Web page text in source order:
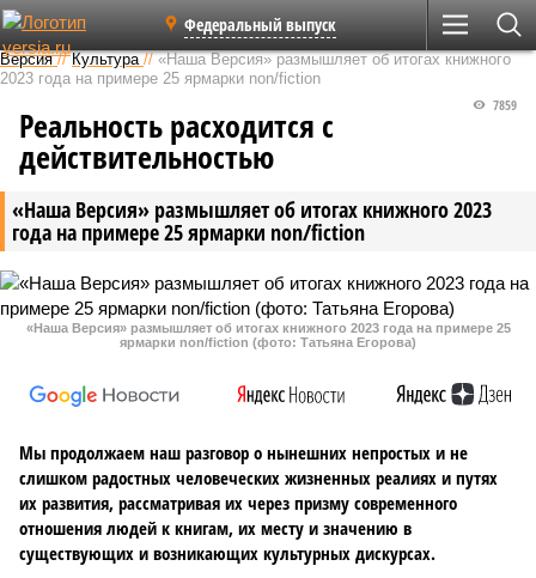
Федеральный выпуск
Версия //Культура //«Наша Версия» размышляет об итогах книжного
2023 года на примере 25 ярмарки non/fiction
«Наша Версия» размышляет об итогах книжного 2023
года на примере 25 ярмарки non/fiction
7859
Реальность расходится с
действительностью
«Наша Версия» размышляет об итогах книжного 2023 года на примере 25
ярмарки non/fiction (фото: Татьяна Егорова)
Мы продолжаем наш разговор о нынешних непростых и не
слишком радостных человеческих жизненных реалиях и путях
их развития, рассматривая их через призму современного
отношения людей к книгам, их месту и значению в
существующих и возникающих культурных дискурсах.